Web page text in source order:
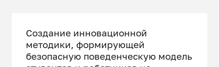
Создание инновационной
методики, формирующей
безопасную поведенческую модель